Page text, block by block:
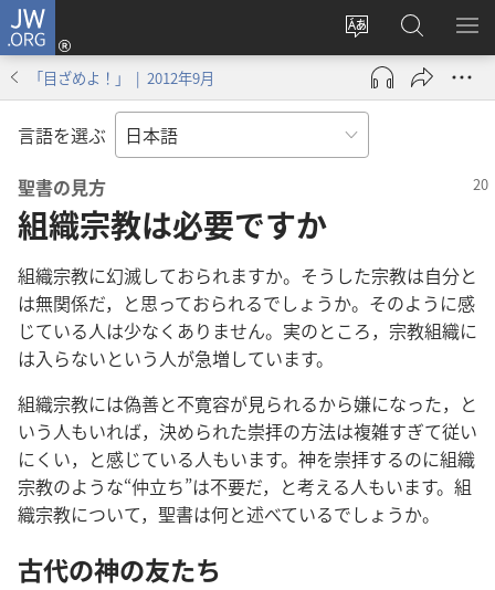
JW.ORG
サ
イ
ト
の
言
る
ロ
グ
ン
し
で
開
く）
JW.ORG
の
検
メ
を
「目ざめよ！」 | 2012年9月
言語を選ぶ
聖書の見方
組織宗教は必要ですか
組織宗教に幻滅しておられますか。そうした宗教は自分と
は無関係だ，と思っておられるでしょうか。そのように感
じている人は少なくありません。実のところ，宗教組織に
は入らないという人が急増しています。
組織宗教には偽善と不寛容が見られるから嫌になった，と
いう人もいれば，決められた崇拝の方法は複雑すぎて従い
にくい，と感じている人もいます。神を崇拝するのに組織
宗教のような“仲立ち”は不要だ，と考える人もいます。組
織宗教について，聖書は何と述べているでしょうか。
古代の神の友たち